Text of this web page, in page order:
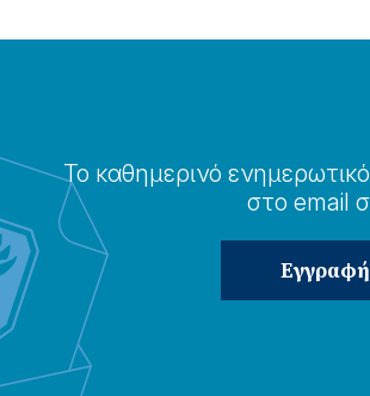
Το καθημερɩνό
στο email